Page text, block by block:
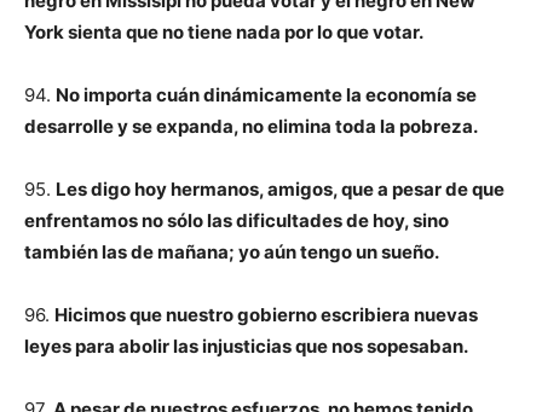
York sienta que no tiene nada por lo que votar.
94. No importa cuán dinámicamente la economía se
desarrolle y se expanda, no elimina toda la pobreza.
95. Les digo hoy hermanos, amigos, que a pesar de que
enfrentamos no sólo las dificultades de hoy, sino
también las de mañana; yo aún tengo un sueño.
96. Hicimos que nuestro gobierno escribiera nuevas
leyes para abolir las injusticias que nos sopesaban.